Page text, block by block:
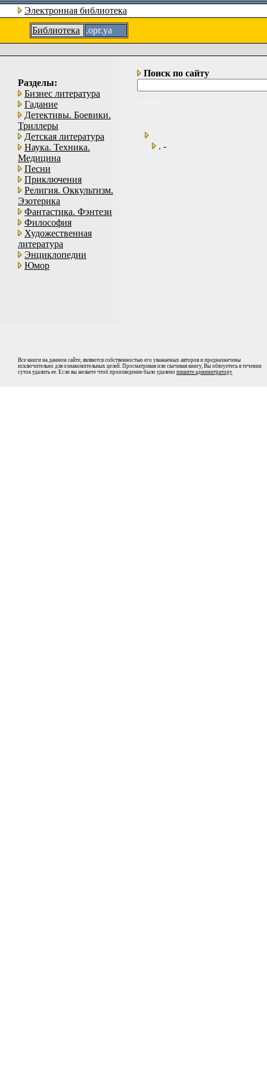
Электронная библиотека
Библиотека
.орг.уа
Разделы:
Бизнес литература
Гадание
Детективы. Боевики.
Триллеры
Детская литература
Наука. Техника.
Медицина
Песни
Приключения
Религия. Оккультизм.
Эзотерика
Фантастика. Фэнтези
Философия
Художественная
литература
Энциклопедии
Юмор
Поиск по сайту
. -
Все книги на данном сайте, являются собственностью его уважаемых авторов и предназначены
исключительно для ознакомительных целей. Просматривая или скачивая книгу, Вы обязуетесь в течении
суток удалить ее. Если вы желаете чтоб произведение было удалено пишите админитратору